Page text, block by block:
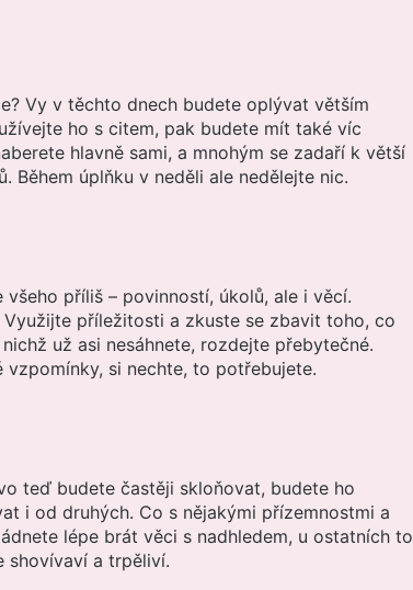
Vy v těchto dnech budete oplývat větším
ho s citem, pak budete mít také víc
hlavně sami, a mnohým se zadaří k větší
Během úplňku v neděli ale nedělejte nic.
příliš – povinností, úkolů, ale i věcí.
příležitosti a zkuste se zbavit toho, co
už asi nesáhnete, rozdejte přebytečné.
vzpomínky, si nechte, to potřebujete.
teď budete častěji skloňovat, budete ho
i od druhých. Co s nějakými přízemnostmi a
lépe brát věci s nadhledem, u ostatních to
shovívaví a trpěliví.